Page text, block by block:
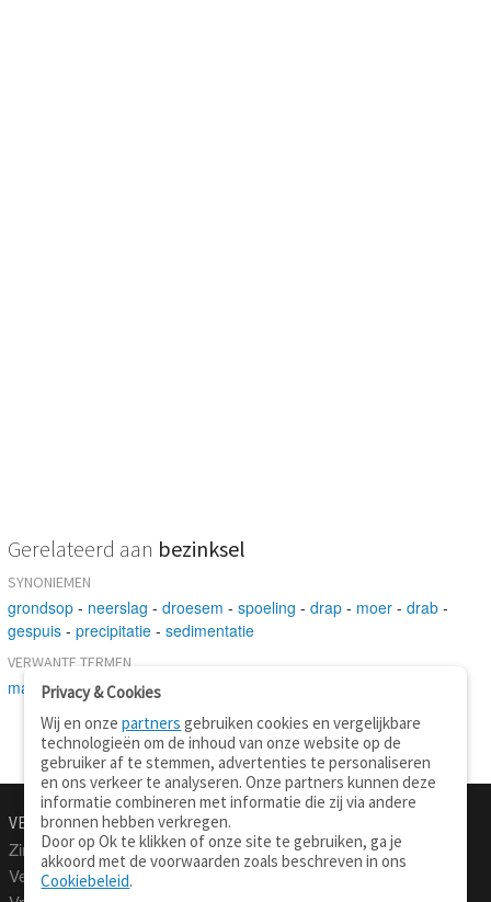
Gerelateerd aan bezinksel
SYNONIEMEN
grondsop - neerslag - droesem - spoeling - drap - moer - drab -
gespuis - precipitatie - sedimentatie
VERWANTE TERMEN
materie-verplaatsing
VERTALEN.NU
Zinnen vertalen
Verklarend woordenboek
Over deze site
Privacy & Cookies
Wij en onzepartners gebruiken cookies en vergelijkbare
technologieën om de inhoud van onze website op de
gebruiker af te stemmen, advertenties te personaliseren
en ons verkeer te analyseren. Onze partners kunnen deze
informatie combineren met informatie die zij via andere
bronnen hebben verkregen.
Door op Ok te klikken of onze site te gebruiken, ga je
akkoord met de voorwaarden zoals beschreven in ons
Cookiebeleid.